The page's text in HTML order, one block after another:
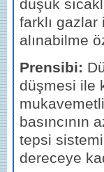
düşük
farklı gazlar
alınabilme
Prensibi:
düşmesi ile
basıncının
tepsi
dereceye